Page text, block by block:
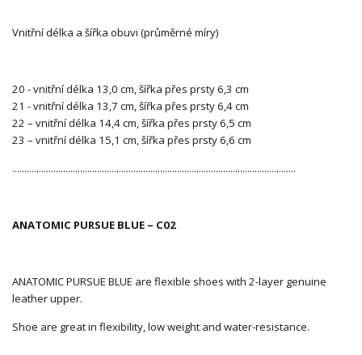
Vnitřní délka a šířka obuvi (průměrné míry)
20 - vnitřní délka 13,0 cm, šířka přes prsty 6,3 cm
21 - vnitřní délka 13,7 cm, šířka přes prsty 6,4 cm
22 – vnitřní délka 14,4 cm, šířka přes prsty 6,5 cm
23 – vnitřní délka 15,1 cm, šířka přes prsty 6,6 cm
.....................................................................................................................
ANATOMIC PURSUE BLUE – C02
ANATOMIC PURSUE BLUE are flexible shoes with 2-layer genuine
leather upper.
Shoe are great in flexibility, low weight and water-resistance.